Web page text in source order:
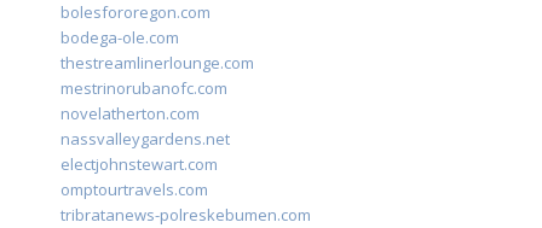
bolesfororegon.com
bodega-ole.com
thestreamlinerlounge.com
mestrinorubanofc.com
novelatherton.com
nassvalleygardens.net
electjohnstewart.com
omptourtravels.com
tribratanews-polreskebumen.com